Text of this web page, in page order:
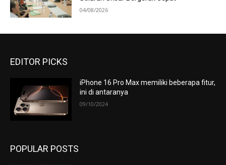
04/08/2026
EDITOR PICKS
iPhone 16 Pro Max memiliki beberapa fitur,
ini di antaranya
09/10/2024
POPULAR POSTS